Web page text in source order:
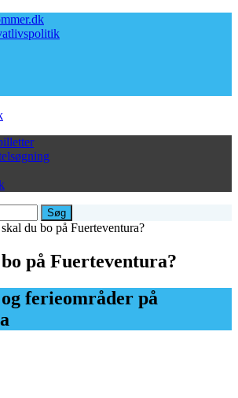
du bo på Fuerteventura?
på Fuerteventura?
ferieområder på